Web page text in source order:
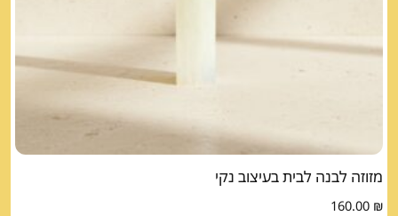
מזוזה לבנה לבית בעיצוב נקי
160.00 ₪